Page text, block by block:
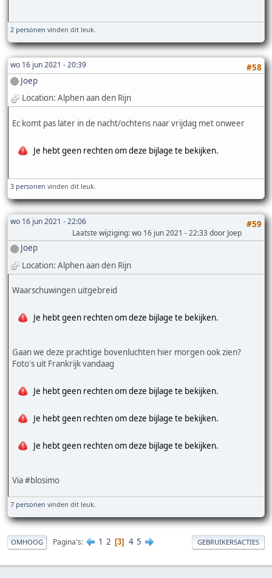
2 personen vinden dit leuk.
wo 16 jun 2021 - 20:39
#58
Joep
Location: Alphen aan den Rijn
Ec komt pas later in de nacht/ochtens naar vrijdag met onweer
Je hebt geen rechten om deze bijlage te bekijken.
3 personen vinden dit leuk.
wo 16 jun 2021 - 22:06 #59
Laatste wijziging: wo 16 jun 2021 - 22:33 door Joep
Joep
Location: Alphen aan den Rijn
Waarschuwingen uitgebreid
Je hebt geen rechten om deze bijlage te bekijken.
Gaan we deze prachtige bovenluchten hier morgen ook zien?
Foto's uit Frankrijk vandaag
Je hebt geen rechten om deze bijlage te bekijken.
Je hebt geen rechten om deze bijlage te bekijken.
Je hebt geen rechten om deze bijlage te bekijken.
Via #blosimo
7 personen vinden dit leuk.
OMHOOG Pagina's 1 2 3 4 5 GEBRUIKERSACTIES